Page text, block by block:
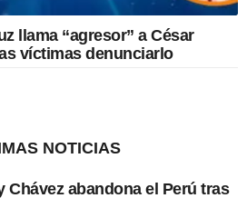
llama “agresor” a César
víctimas denunciarlo
NOTICIAS
Chávez abandona el Perú tras